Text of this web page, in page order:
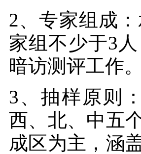
2、专家组成
家组不少于3
暗访测评工作。
3、抽样原则
西、北、中五
成区为主，涵